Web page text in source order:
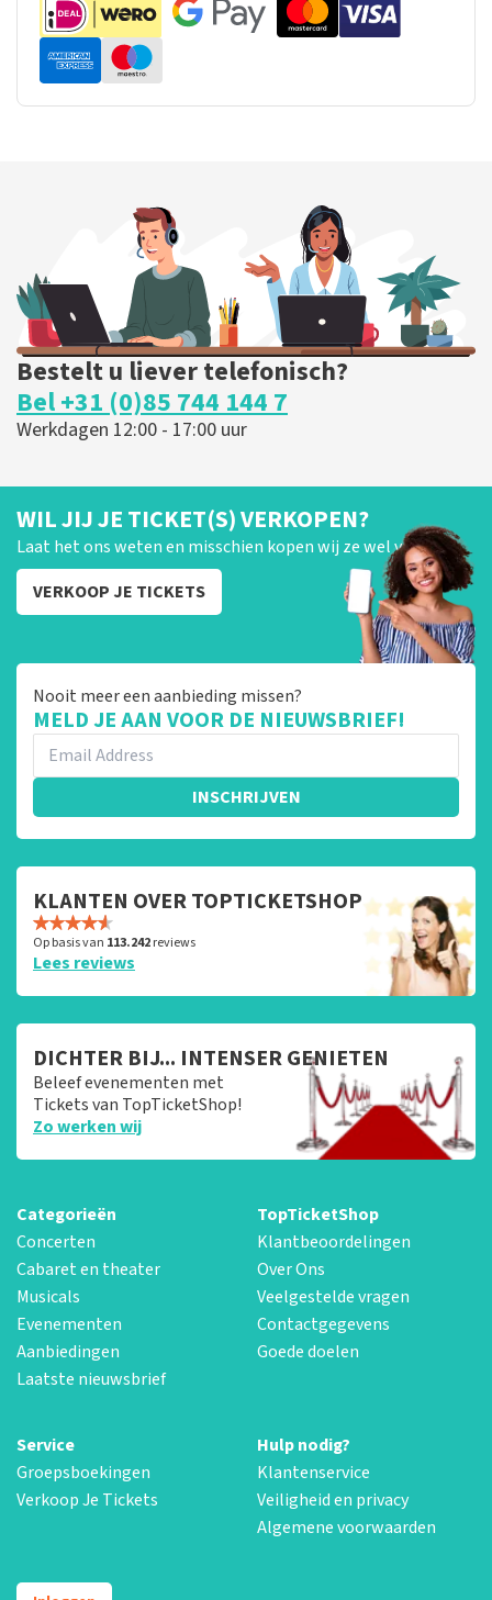
Bestelt u liever telefonisch?
Bel +31 (0)85 744 144 7
Werkdagen 12:00 - 17:00 uur
WIL JIJ JE TICKET(S) VERKOPEN?
Laat het ons weten en misschien kopen wij ze wel van je!
VERKOOP JE TICKETS
Nooit meer een aanbieding missen?
MELD JE AAN VOOR DE NIEUWSBRIEF!
INSCHRIJVEN
KLANTEN OVER TOPTICKETSHOP
Op basis van 113.242reviews
Lees reviews
DICHTER BIJ... INTENSER GENIETEN
Beleef evenementen met
Tickets van TopTicketShop!
Zo werken wij
Categorieën
Concerten
Cabaret en theater
Musicals
Evenementen
Aanbiedingen
Laatste nieuwsbrief
TopTicketShop
Klantbeoordelingen
Over Ons
Veelgestelde vragen
Contactgegevens
Goede doelen
Service
Groepsboekingen
Verkoop Je Tickets
Hulp nodig?
Klantenservice
Veiligheid en privacy
Algemene voorwaarden